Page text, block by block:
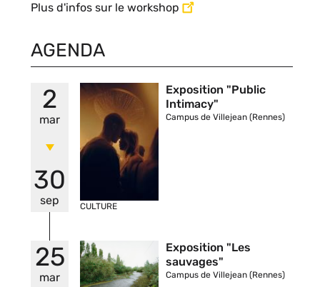
Plus d'infos sur le workshop
AGENDA
2
mar
30
sep
Vignette
Exposition "Public
Intimacy"
Campus de Villejean (Rennes)
CULTURE
25
mar
Vignette
Exposition "Les
sauvages"
Campus de Villejean (Rennes)